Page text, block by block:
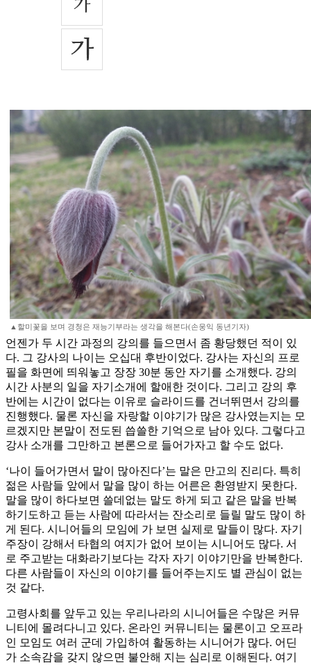
▲할미꽃을 보며 경청은 재능기부라는 생각을 해본다(손웅익 동년기자)
언젠가 두 시간 과정의 강의를 들으면서 좀 황당했던 적이 있
다. 그 강사의 나이는 오십대 후반이었다. 강사는 자신의 프로
필을 화면에 띄워놓고 장장 30분 동안 자기를 소개했다. 강의
시간 사분의 일을 자기소개에 할애한 것이다. 그리고 강의 후
반에는 시간이 없다는 이유로 슬라이드를 건너뛰면서 강의를
진행했다. 물론 자신을 자랑할 이야기가 많은 강사였는지는 모
르겠지만 본말이 전도된 씁쓸한 기억으로 남아 있다. 그렇다고
강사 소개를 그만하고 본론으로 들어가자고 할 수도 없다.
‘나이 들어가면서 말이 많아진다’는 말은 만고의 진리다. 특히
젊은 사람들 앞에서 말을 많이 하는 어른은 환영받지 못한다.
말을 많이 하다보면 쓸데없는 말도 하게 되고 같은 말을 반복
하기도하고 듣는 사람에 따라서는 잔소리로 들릴 말도 많이 하
게 된다. 시니어들의 모임에 가 보면 실제로 말들이 많다. 자기
주장이 강해서 타협의 여지가 없어 보이는 시니어도 많다. 서
로 주고받는 대화라기보다는 각자 자기 이야기만을 반복한다.
다른 사람들이 자신의 이야기를 들어주는지도 별 관심이 없는
것 같다.
고령사회를 앞두고 있는 우리나라의 시니어들은 수많은 커뮤
니티에 몰려다니고 있다. 온라인 커뮤니티는 물론이고 오프라
인 모임도 여러 군데 가입하여 활동하는 시니어가 많다. 어딘
가 소속감을 갖지 않으면 불안해 지는 심리로 이해된다. 여기